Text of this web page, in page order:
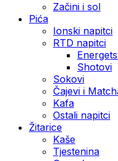
Začini i sol
Pića
Ionski napitci
RTD napitci
Shotovi
Sokovi
Čajevi i
Kafa
Ostali napitci
Žitarice
Kaše
Tjestenina